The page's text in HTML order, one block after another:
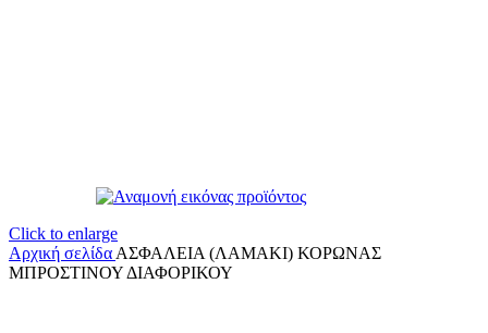
Click to enlarge
Αρχική σελίδα ΑΣΦΑΛΕΙΑ (ΛΑΜΑΚΙ) ΚΟΡΩΝΑΣ
ΜΠΡΟΣΤΙΝΟΥ ΔΙΑΦΟΡΙΚΟΥ